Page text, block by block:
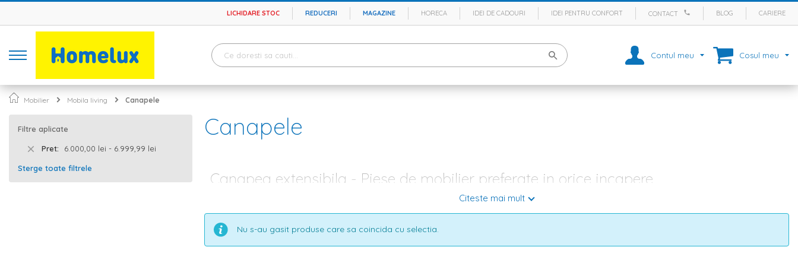
LICHIDARE STOC REDUCERI MAGAZINE HORECA IDEI DE CADOURI IDEI PENTRU CONFORT CONTACT BLOG CARIERE
Contul meu Cosul meu
Mobilier Mobila living Canapele
Canapele
Canapea extensibila - Piese de mobilier preferate in orice incapere
Canapelele extensibile pentru living sunt piese de mobilier populare, folosite in apartamente, garsoniere sau vile, in spatii mici sau mari, amenajate in
diferite stiluri. Apreciate pentru momentele in care vin in vizita rude si prieteni dragi sau atunci cand este nevoie de un pat in plus, canapelele au diferite
forme, culori si imprimeuri. Pe site-ul Homelux.ro exista o oferta bogata de
vorba despre canapele fixe sau extensibile care se potrivesc in hol sau dormitor,
moi, ce permit relaxarea dupa o zi grea sau desprecomode TVchic, aici gasesti tot ce ai nevoie.
Citeste mai mult
Nu s-au gasit produse care sa coincida cu selectia.
Filtre aplicate
Pret 6.000,00 lei - 6.999,99 lei
Sterge toate filtrele